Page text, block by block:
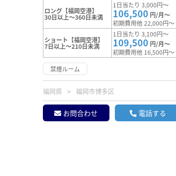
ロング【福岡空港】
30日以上～360日未満
1日当たり 3,000円～
106,500 円/月～
初期費用他 22,000円～
ショート【福岡空港】
7日以上～210日未満
1日当たり 3,100円～
109,500 円/月～
初期費用他 16,500円～
禁煙ルーム
福岡県 福岡市博多区
お問合わせ 電話する